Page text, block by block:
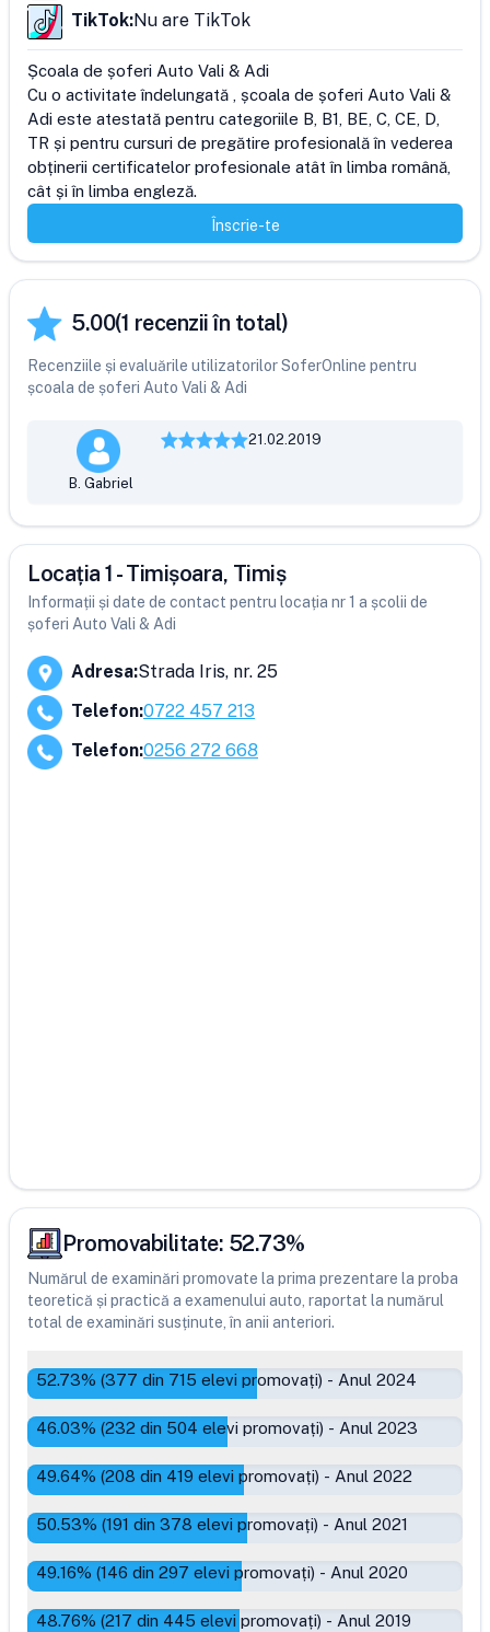
TikTok:Nu are TikTok
Școala de șoferi Auto Vali & Adi
Cu o activitate îndelungată , școala de șoferi Auto Vali &
Adi este atestată pentru categoriile B, B1, BE, C, CE, D,
TR și pentru cursuri de pregătire profesională în vederea
obținerii certificatelor profesionale atât în limba română,
cât și în limba engleză.
Înscrie-te
5.00(1 recenzii în total)
Recenziile și evaluările utilizatorilor SoferOnline pentru
școala de șoferi Auto Vali & Adi
B. Gabriel
21.02.2019
Locația 1 - Timișoara, Timiș
Informații și date de contact pentru locația nr 1 a școlii de
șoferi Auto Vali & Adi
Adresa:Strada Iris, nr. 25
Telefon:0722 457 213
Telefon:0256 272 668
Promovabilitate: 52.73%
Numărul de examinări promovate la prima prezentare la proba
teoretică și practică a examenului auto, raportat la numărul
total de examinări susținute, în anii anteriori.
52.73% (377 din 715 elevi promovați) - Anul 2024
46.03% (232 din 504 elevi promovați) - Anul 2023
49.64% (208 din 419 elevi promovați) - Anul 2022
50.53% (191 din 378 elevi promovați) - Anul 2021
49.16% (146 din 297 elevi promovați) - Anul 2020
48.76% (217 din 445 elevi promovați) - Anul 2019